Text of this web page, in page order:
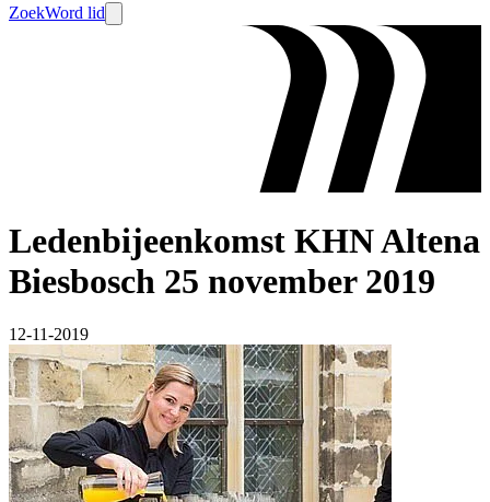
ZoekWord lid
Ledenbijeenkomst KHN Altena
Biesbosch 25 november 2019
12-11-2019